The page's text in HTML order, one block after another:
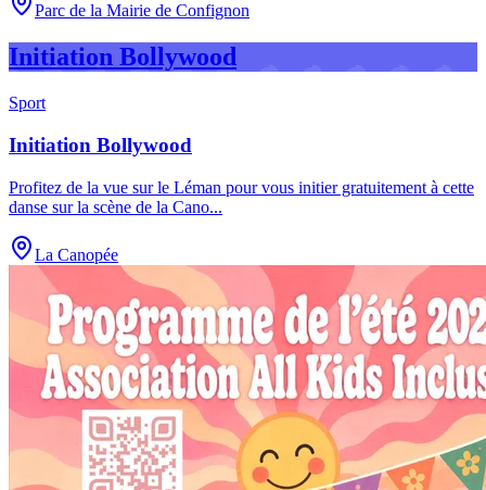
Parc de la Mairie de Confignon
Initiation Bollywood
Sport
Initiation Bollywood
Profitez de la vue sur le Léman pour vous initier gratuitement à cette
danse sur la scène de la Cano...
La Canopée